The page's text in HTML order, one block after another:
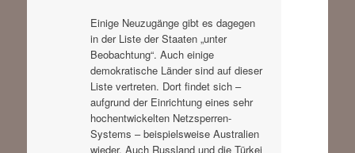
Einige Neuzugänge gibt es dagegen
in der Liste der Staaten „unter
Beobachtung“. Auch einige
demokratische Länder sind auf dieser
Liste vertreten. Dort findet sich –
aufgrund der Einrichtung eines sehr
hochentwickelten Netzsperren-
Systems – beispielsweise Australien
wieder. Auch Russland und die Türkei